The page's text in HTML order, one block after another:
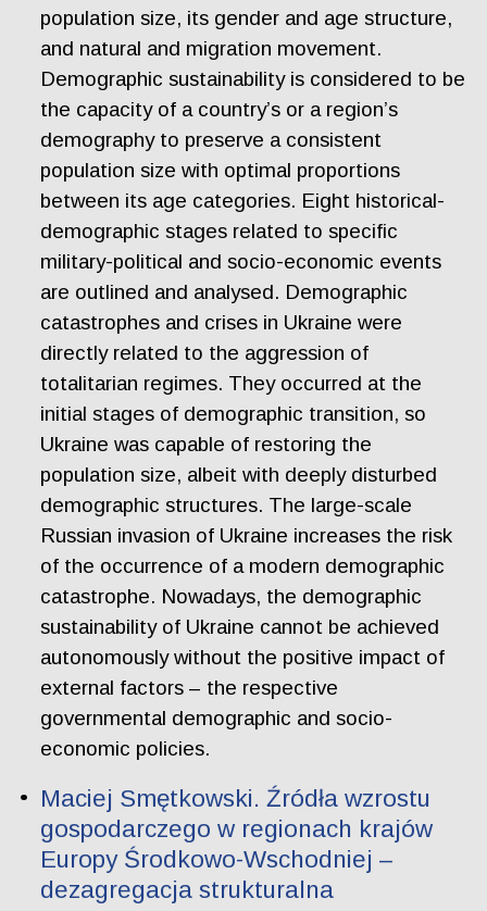
population size, its gender and age structure,
and natural and migration movement.
Demographic sustainability is considered to be
the capacity of a country’s or a region’s
demography to preserve a consistent
population size with optimal proportions
between its age categories. Eight historical-
demographic stages related to specific
military-political and socio-economic events
are outlined and analysed. Demographic
catastrophes and crises in Ukraine were
directly related to the aggression of
totalitarian regimes. They occurred at the
initial stages of demographic transition, so
Ukraine was capable of restoring the
population size, albeit with deeply disturbed
demographic structures. The large-scale
Russian invasion of Ukraine increases the risk
of the occurrence of a modern demographic
catastrophe. Nowadays, the demographic
sustainability of Ukraine cannot be achieved
autonomously without the positive impact of
external factors – the respective
governmental demographic and socio-
economic policies.
Maciej Smętkowski. Źródła wzrostu
gospodarczego w regionach krajów
Europy Środkowo-Wschodniej –
dezagregacja strukturalna